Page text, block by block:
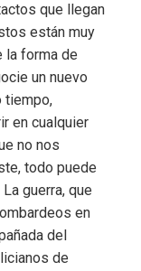
que llegan
están muy
la forma de
un nuevo
tiempo,
en cualquier
no nos
todo puede
guerra, que
en
del
de